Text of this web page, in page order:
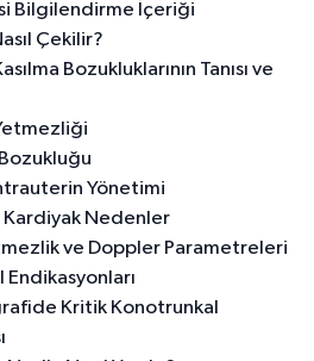
Bilgilendirme İçeriği
Çekilir?
Bozukluklarının Tanısı ve
Yönetimi
Kardiyak Nedenler
ve Doppler Parametreleri
Endikasyonları
Kritik Konotrunkal